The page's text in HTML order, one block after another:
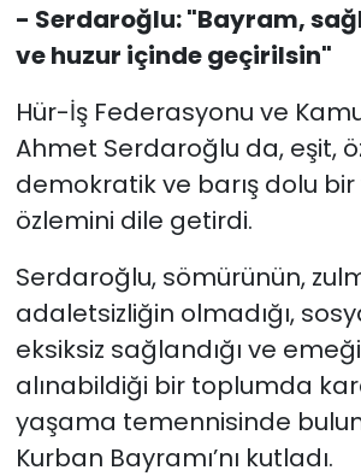
- Serdaroğlu: "Bayram,
ve huzur içinde geçirilsin"
Hür-İş Federasyonu ve
Ahmet Serdaroğlu da, eşit,
demokratik ve barış dolu
özlemini dile getirdi.
Serdaroğlu, sömürünün,
adaletsizliğin olmadığı,
eksiksiz sağlandığı ve
alınabildiği bir toplumda
yaşama temennisinde
Kurban Bayramı’nı kutladı.